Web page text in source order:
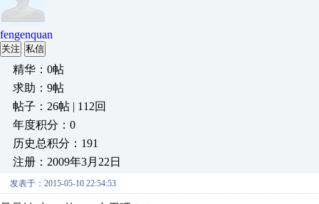
fengenquan
关注 私信
精华：0帖
求助：9帖
帖子：26帖 | 112回
年度积分：0
历史总积分：191
注册：2009年3月22日
发表于：2015-05-10 22:54:53